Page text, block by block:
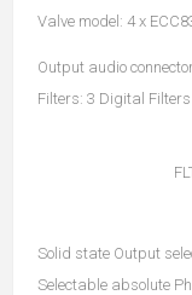
Valve model: 4 x
Output audio
Filters: 3 Digital Filters
Solid state Output
Selectable absolute